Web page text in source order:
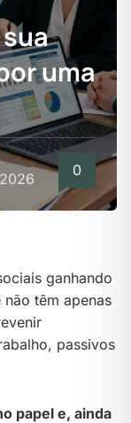
uma
0
ganhando
têm apenas
passivos
papel e, ainda